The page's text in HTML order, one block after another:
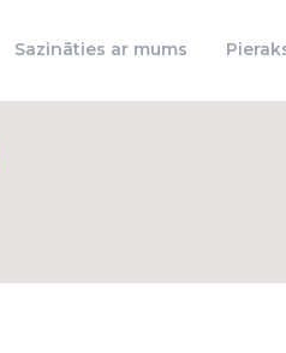
Sazināties ar mums